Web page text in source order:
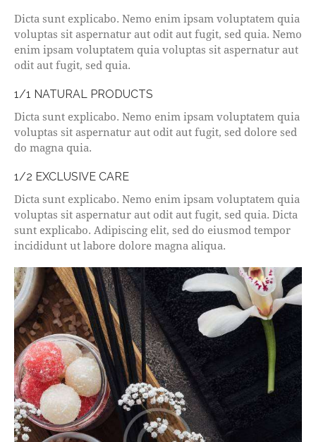
Dicta sunt explicabo. Nemo enim ipsam voluptatem quia
voluptas sit aspernatur aut odit aut fugit, sed quia. Nemo
enim ipsam voluptatem quia voluptas sit aspernatur aut
odit aut fugit, sed quia.
1/1 NATURAL PRODUCTS
Dicta sunt explicabo. Nemo enim ipsam voluptatem quia
voluptas sit aspernatur aut odit aut fugit, sed dolore sed
do magna quia.
1/2 EXCLUSIVE CARE
Dicta sunt explicabo. Nemo enim ipsam voluptatem quia
voluptas sit aspernatur aut odit aut fugit, sed quia. Dicta
sunt explicabo. Adipiscing elit, sed do eiusmod tempor
incididunt ut labore dolore magna aliqua.